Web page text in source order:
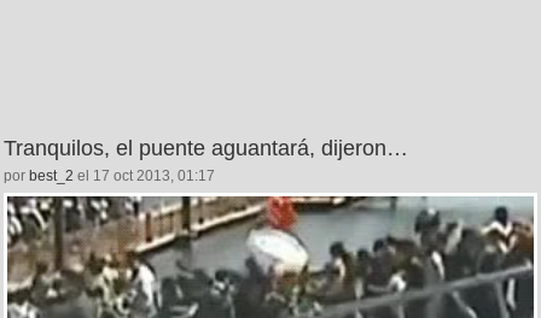
Tranquilos, el puente aguantará, dijeron…
por best_2 el 17 oct 2013, 01:17